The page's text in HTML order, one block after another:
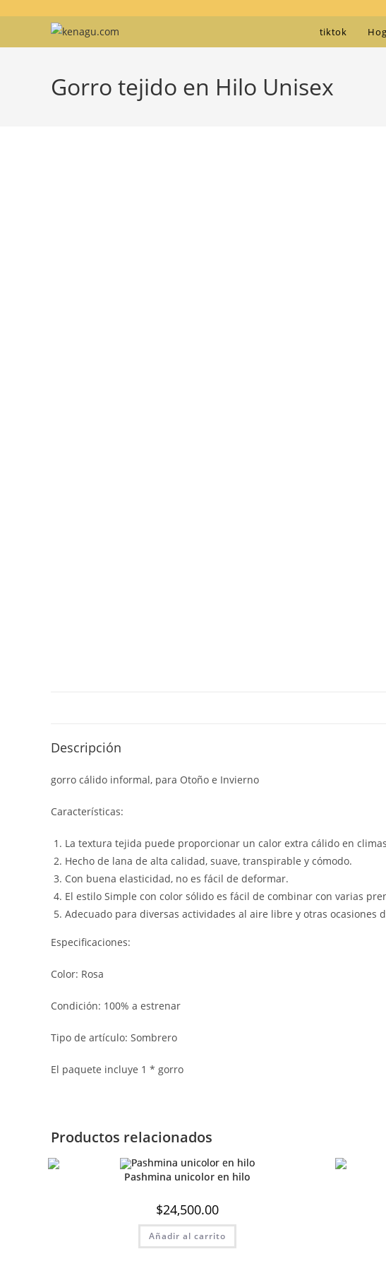
tiktok
Gorro tejido en Hilo Unisex
Descripción
gorro cálido informal, para Otoño e Invierno
Características:
La textura tejida puede proporcionar un calor extra cálido en
Hecho de lana de alta calidad, suave, transpirable y cómodo.
Con buena elasticidad, no es fácil de deformar.
El estilo Simple con color sólido es fácil de combinar con varias
Adecuado para diversas actividades al aire libre y otras ocasiones
Especificaciones:
Color: Rosa
Condición: 100% a estrenar
Tipo de artículo: Sombrero
El paquete incluye 1 * gorro
Productos relacionados
Pashmina unicolor en hilo
$24,500.00
Añadir al carrito